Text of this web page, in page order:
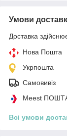
Умови
Доставка
Нова Пошта
Укрпошта
Самовивіз
Meest
Всі умови